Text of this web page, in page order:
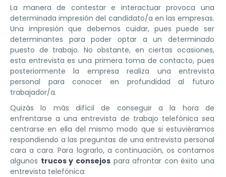
La manera de contestar e interactuar provoca una
determinada impresión del candidato/a en las empresas.
Una impresión que debemos cuidar, pues puede ser
determinantes para poder optar a un determinado
puesto de trabajo. No obstante, en ciertas ocasiones,
esta entrevista es una primera toma de contacto, pues
posteriormente la empresa realiza una entrevista
personal para conocer en profundidad al futuro
trabajador/a.
Quizás lo más difícil de conseguir a la hora de
enfrentarse a una entrevista de trabajo telefónica sea
centrarse en ella del mismo modo que si estuviéramos
respondiendo a las preguntas de una entrevista personal
cara a cara. Para lograrlo, a continuación, os contamos
algunos trucos y consejospara afrontar con éxito una
entrevista telefónica: